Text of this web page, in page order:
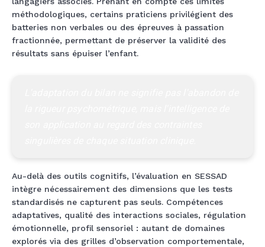
méthodologiques, certains praticiens privilégient des
batteries non verbales ou des épreuves à passation
fractionnée, permettant de préserver la validité des
résultats sans épuiser l’enfant.
Au-delà des outils cognitifs, l’évaluation en SESSAD
intègre nécessairement des dimensions que les tests
standardisés ne capturent pas seuls. Compétences
adaptatives, qualité des interactions sociales, régulation
émotionnelle, profil sensoriel : autant de domaines
explorés via des grilles d’observation comportementale,